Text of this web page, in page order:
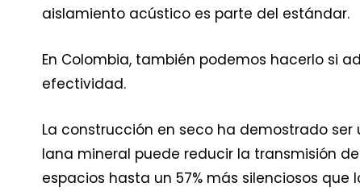
aislamiento acústico es parte del estándar.
En Colombia, también podemos hacerlo si
efectividad.
La construcción en seco ha demostrado
lana mineral puede reducir la transmisión
espacios hasta un 57% más silenciosos